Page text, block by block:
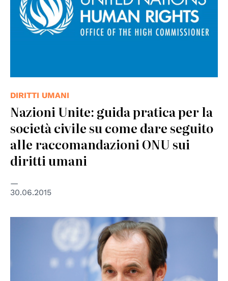
DIRITTI UMANI
Nazioni Unite: guida pratica per la
società civile su come dare seguito
alle raccomandazioni ONU sui
diritti umani
30.06.2015